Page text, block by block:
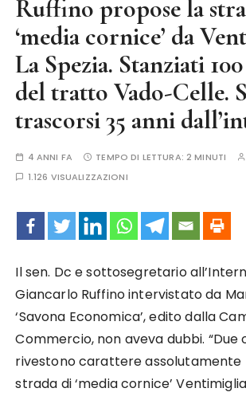
Ruffino propose la
‘media cornice’ da
La Spezia. Stanziati
del tratto Vado-Celle.
trascorsi 35 anni
4 ANNI FA TEMPO DI LETTURA:2 MINUTI
1.126 VISUALIZZAZIONI
Il sen. Dc e sottosegretario
Giancarlo Ruffino intervistato da
‘Savona Economica’, edito dalla
Commercio, non aveva dubbi. “Due
rivestono carattere assolutamente
strada di ‘media cornice’